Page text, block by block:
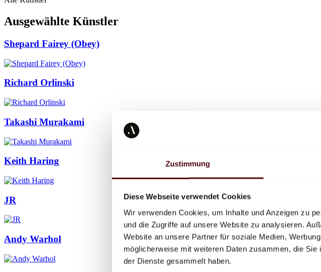
Zustimmung
Diese Webseite verwendet Cookies
Wir verwenden Cookies, um Inhalte und Anzeigen zu
und die Zugriffe auf unsere Website zu analysieren.
Website an unsere Partner für soziale Medien,
möglicherweise mit weiteren Daten zusammen, die
der Dienste gesammelt haben.
Ausgewählte Künstler
Shepard Fairey (Obey)
Richard Orlinski
Takashi Murakami
Keith Haring
JR
Andy Warhol